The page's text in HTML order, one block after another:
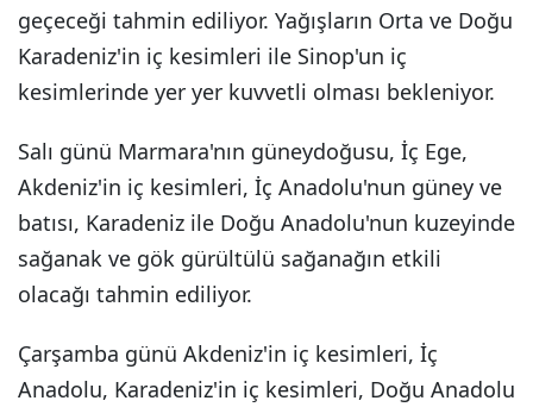
geçeceği tahmin ediliyor. Yağışların Orta ve Doğu
Karadeniz'in iç kesimleri ile Sinop'un iç
kesimlerinde yer yer kuvvetli olması bekleniyor.
Salı günü Marmara'nın güneydoğusu, İç Ege,
Akdeniz'in iç kesimleri, İç Anadolu'nun güney ve
batısı, Karadeniz ile Doğu Anadolu'nun kuzeyinde
sağanak ve gök gürültülü sağanağın etkili
olacağı tahmin ediliyor.
Çarşamba günü Akdeniz'in iç kesimleri, İç
Anadolu, Karadeniz'in iç kesimleri, Doğu Anadolu